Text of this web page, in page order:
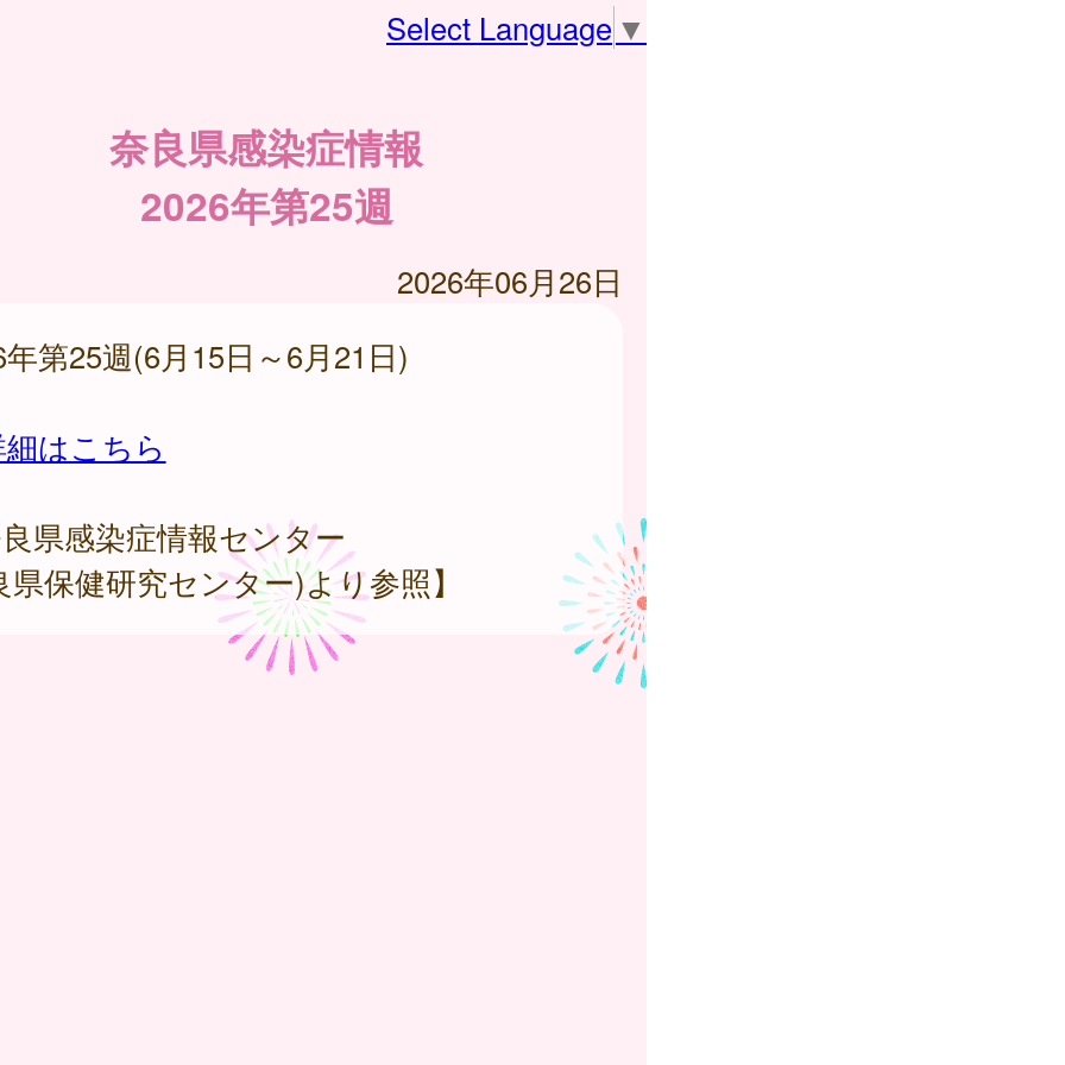
Select Language ▼
奈良県感染症情報
2026年第25週
2026年06月26日
第25週(6月15日～6月21日)
はこちら
県感染症情報センター
県保健研究センター)より参照】